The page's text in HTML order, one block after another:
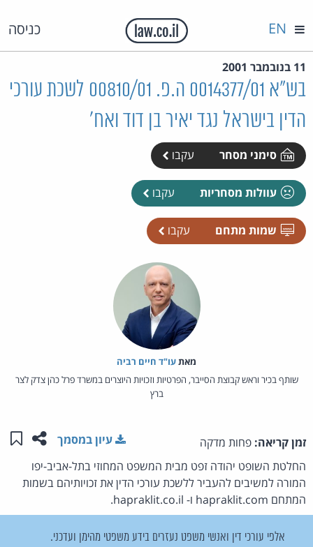
כניסה EN
11 בנובמבר 2001
בש"א 0014377/01 ה.פ. 00810/01 לשכת עורכי
הדין בישראל נגד יאיר בן דוד ואח'
סימני מסחר עקבו
עוולות מסחריות עקבו
שמות מתחם עקבו
מאת‏עו"ד חיים רביה
שותף בכיר וראש קבוצת הסייבר, הפרטיות וזכויות היוצרים במשרד פרל כהן צדק לצר
ברץ
זמן קריאה: פחות מדקה שתפו
עיון במסמך
החלטת השופט יהודה זפט מבית המשפט המחוזי בתל-אביב-יפו
המורה למשיבים להעביר ללשכת עורכי הדין את זכויותיהם בשמות
המתחם hapraklit.com ו- hapraklit.co.il.
אלפי עורכי דין ואנשי משפט נעזרים בידע משפטי מהימן ועדכני.